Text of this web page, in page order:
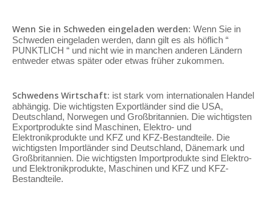
Wenn Sie in Schweden eingeladen werden: Wenn Sie in
Schweden eingeladen werden, dann gilt es als höflich “
PUNKTLICH “ und nicht wie in manchen anderen Ländern
entweder etwas später oder etwas früher zukommen.
Schwedens Wirtschaft: ist stark vom internationalen Handel
abhängig. Die wichtigsten Exportländer sind die USA,
Deutschland, Norwegen und Großbritannien. Die wichtigsten
Exportprodukte sind Maschinen, Elektro- und
Elektronikprodukte und KFZ und KFZ-Bestandteile. Die
wichtigsten Importländer sind Deutschland, Dänemark und
Großbritannien. Die wichtigsten Importprodukte sind Elektro-
und Elektronikprodukte, Maschinen und KFZ und KFZ-
Bestandteile.